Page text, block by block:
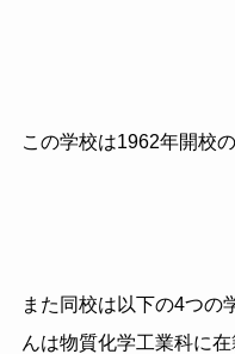
この学校は1962年開校
また同校は以下の4つの
んは物質化学工業科に在